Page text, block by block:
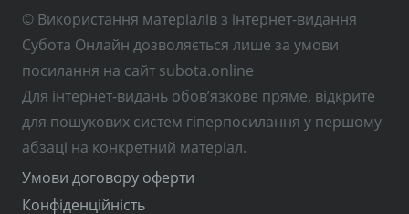
© Використання матеріалів з інтернет-видання
Субота Онлайн дозволяється лише за умови
посилання на сайт subota.online
Для інтернет-видань обов’язкове пряме, відкрите
для пошукових систем гіперпосилання у першому
абзаці на конкретний матеріал.
Умови договору оферти
Конфіденційність